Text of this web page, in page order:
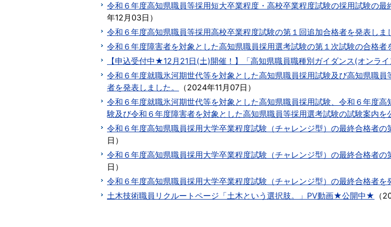
令和６年度高知県職員等採用短大卒業程度・高校卒業程度試験の採用試験の最
年12月03日 ）
令和６年度高知県職員等採用高校卒業程度試験の第１回追加合格者を発表しま
令和６年度障害者を対象とした高知県職員採用選考試験の第１次試験の合格者
【申込受付中★12月21日(土)開催！】「高知県職員職種別ガイダンス(オンライ
令和６年度就職氷河期世代等を対象とした高知県職員採用試験及び高知県職
者を発表しました。
（2024年11月07日 ）
令和６年度就職氷河期世代等を対象とした高知県職員採用試験、令和６年度
験及び令和６年度障害者を対象とした高知県職員等採用選考試験の試験案内を
令和６年度高知県職員採用大学卒業程度試験（チャレンジ型）の最終合格者の
日 ）
令和６年度高知県職員採用大学卒業程度試験（チャレンジ型）の最終合格者の
日 ）
令和６年度高知県職員採用大学卒業程度試験（チャレンジ型）の最終合格者を
土木技術職員リクルートページ「土木という選択肢。」PV動画★公開中★ （